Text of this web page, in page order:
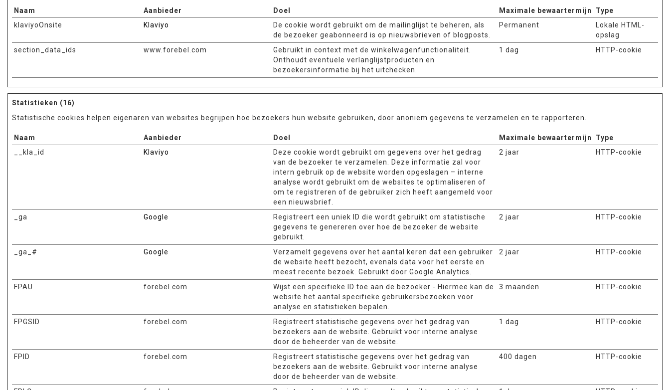
Naam Aanbieder Doel Maximale bewaartermijn
Type
klaviyoOnsite
Klaviyo
De cookie wordt gebruikt om de mailinglijst te beheren, als
de bezoeker geabonneerd is op nieuwsbrieven of blogposts.
Permanent
Lokale HTML-
opslag
section_data_ids
www.forebel.com
Gebruikt in context met de winkelwagenfunctionaliteit.
Onthoudt eventuele verlanglijstproducten en
bezoekersinformatie bij het uitchecken.
1 dag HTTP-cookie
Statistieken (16)
Statistische cookies helpen eigenaren van websites begrijpen hoe bezoekers hun website gebruiken, door anoniem gegevens te verzamelen en te rapporteren.
Naam Aanbieder Doel Maximale bewaartermijn
Type
__kla_id
Klaviyo
Deze cookie wordt gebruikt om gegevens over het gedrag
van de bezoeker te verzamelen. Deze informatie zal voor
intern gebruik op de website worden opgeslagen – interne
analyse wordt gebruikt om de websites te optimaliseren of
om te registreren of de gebruiker zich heeft aangemeld voor
een nieuwsbrief.
2 jaar HTTP-cookie
_ga Google
Registreert een uniek ID die wordt gebruikt om statistische
gegevens te genereren over hoe de bezoeker de website
gebruikt.
2 jaar HTTP-cookie
_ga_# Google
Verzamelt gegevens over het aantal keren dat een gebruiker
de website heeft bezocht, evenals data voor het eerste en
meest recente bezoek. Gebruikt door Google Analytics.
2 jaar HTTP-cookie
FPAU forebel.com
Wijst een specifieke ID toe aan de bezoeker - Hiermee kan de
website het aantal specifieke gebruikersbezoeken voor
analyse en statistieken bepalen.
3 maanden HTTP-cookie
FPGSID forebel.com
Registreert statistische gegevens over het gedrag van
bezoekers aan de website. Gebruikt voor interne analyse
door de beheerder van de website.
1 dag HTTP-cookie
FPID forebel.com
Registreert statistische gegevens over het gedrag van
bezoekers aan de website. Gebruikt voor interne analyse
door de beheerder van de website.
400 dagen HTTP-cookie